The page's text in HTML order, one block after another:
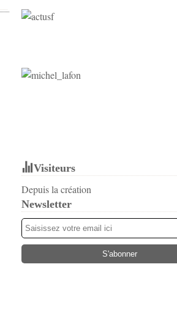
Visiteurs
Depuis la création
Newsletter